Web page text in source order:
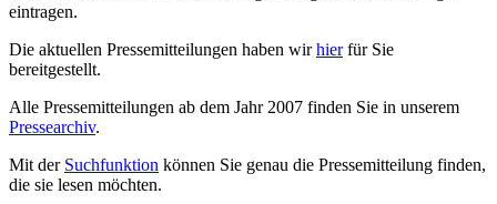
eintragen.
Die aktuellen Pressemitteilungen haben wirhierfür Sie
bereitgestellt.
Alle Pressemitteilungen ab dem Jahr 2007 finden Sie in unserem
Pressearchiv.
Mit der Suchfunktion können Sie genau die Pressemitteilung finden,
die sie lesen möchten.